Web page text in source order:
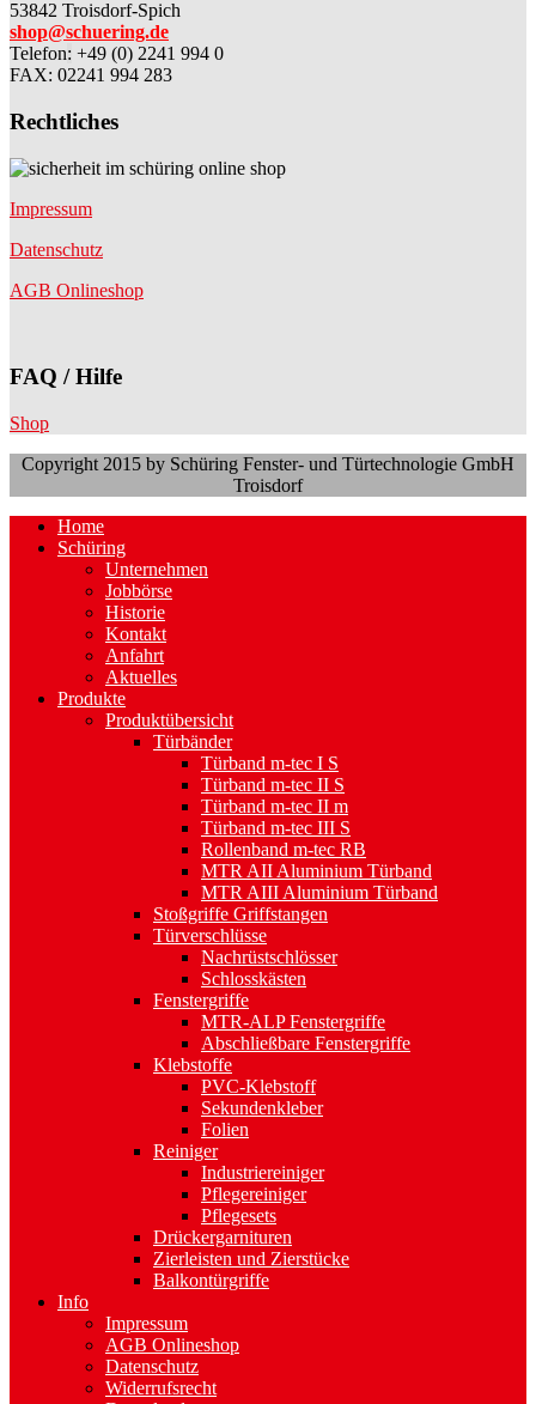
53842 Troisdorf-Spich
shop@schuering.de
Telefon: +49 (0) 2241 994 0
FAX: 02241 994 283
Rechtliches
Impressum
Datenschutz
AGB Onlineshop
FAQ / Hilfe
Shop
Copyright 2015 by Schüring Fenster- und Türtechnologie GmbH
Troisdorf
Home
Schüring
Unternehmen
Jobbörse
Historie
Kontakt
Anfahrt
Aktuelles
Produkte
Produktübersicht
Türbänder
Türband m-tec I S
Türband m-tec II S
Türband m-tec II m
Türband m-tec III S
Rollenband m-tec RB
MTR AII Aluminium Türband
MTR AIII Aluminium Türband
Stoßgriffe Griffstangen
Türverschlüsse
Nachrüstschlösser
Schlosskästen
Fenstergriffe
MTR-ALP Fenstergriffe
Abschließbare Fenstergriffe
Klebstoffe
PVC-Klebstoff
Sekundenkleber
Folien
Reiniger
Industriereiniger
Pflegereiniger
Pflegesets
Drückergarnituren
Zierleisten und Zierstücke
Balkontürgriffe
Info
Impressum
AGB Onlineshop
Datenschutz
Widerrufsrecht